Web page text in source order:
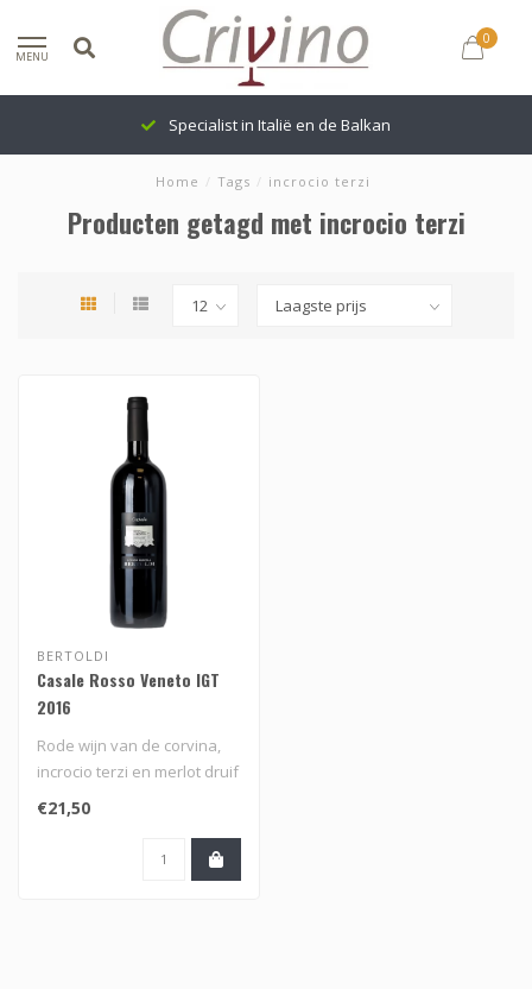
MENU
0
Specialist in Italië en de Balkan
Home / Tags / incrocio terzi
Producten getagd met incrocio terzi
BERTOLDI
Casale Rosso Veneto IGT
2016
Rode wijn van de corvina,
incrocio terzi en merlot druif
uit de Veneto, Italië..
€21,50